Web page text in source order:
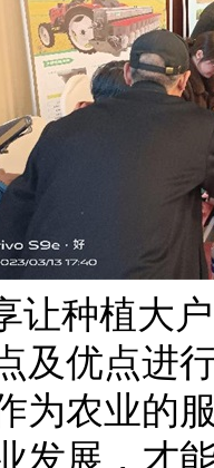
让种植大
及优点进
为农业的
发展，才